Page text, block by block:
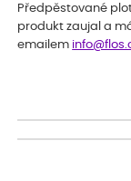
Předpěstované
produkt zaujal a
emailem